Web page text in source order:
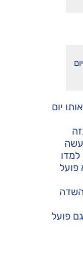
יום
פועל
השדה
פועל